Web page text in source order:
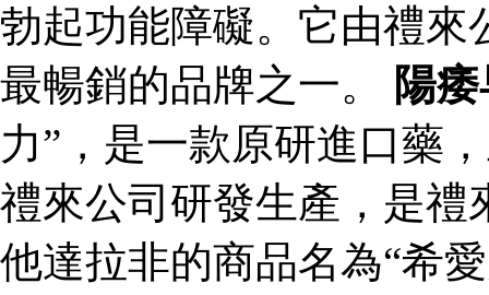
勃起功能障礙。它由禮來
最暢銷的品牌之一。
陽
力”，是一款原研進口藥
禮來公司研發生產，是禮
他達拉非的商品名為“希